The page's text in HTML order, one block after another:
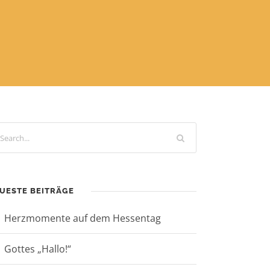
BEITRÄGE
Herzmomente auf dem Hessentag
Gottes „Hallo!“